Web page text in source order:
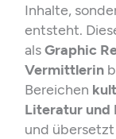
Inhalte,
entsteht.
alsGraphic
Vermittlerin
Bereichen
Literatur und
und